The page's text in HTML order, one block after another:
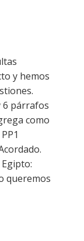
y hemos
6 párrafos
como
Egipto:
queremos